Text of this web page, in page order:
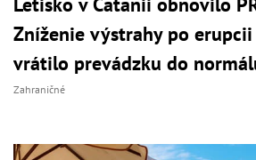
Zníženie výstrahy po erupcii
vrátilo prevádzku do
Zahraničné